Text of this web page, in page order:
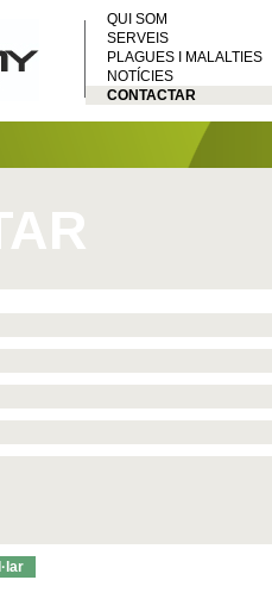
QUI SOM
SERVEIS
PLAGUES I MALALTIES
NOTÍCIES
CONTACTAR